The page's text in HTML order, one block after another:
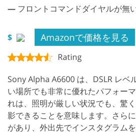
— フロントコマンドダイヤルが無
$ Amazonで価格を見る
Rating
Sony Alpha A6600 は、DSLR レベ
い場所でも非常に優れたパフォー
れは、照明が厳しい状況でも、驚
影できることを意味します。さら
があり、外出先でインスタグラム